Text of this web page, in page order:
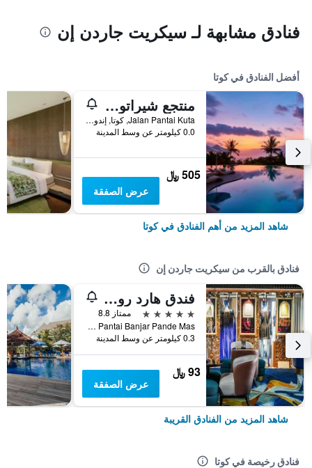
فنادق مشابهة لـ سيكريت جاردن إن
أفضل الفنادق في كوتا
منتجع شيراتون بالي كوتا
Jalan Pantai Kuta, كوتا, إندونيسيا
0.0 كيلومتر عن وسط المدينة
505 ﷼
عرض الصفقة
شاهد المزيد من أهم الفنادق في كوتا
فنادق بالقرب من سيكريت جاردن إن
فندق هارد روك بالي
5 نجوم
ممتاز 8.8
Jalan Pantai Banjar Pande Mas, كوتا, إندونيسيا
0.3 كيلومتر عن وسط المدينة
93 ﷼
عرض الصفقة
شاهد المزيد من الفنادق القريبة
فنادق رخيصة في كوتا